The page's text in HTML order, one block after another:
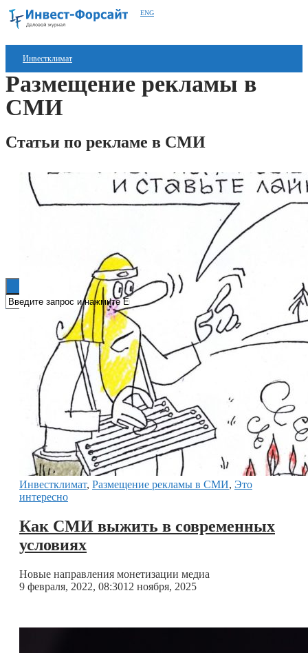
ENG
Инвестклимат
Финансы
Инвестиции
Блокчейн
Технологии
Размещение рекламы в
СМИ
Статьи по рекламе в СМИ
Инвестклимат, Размещение рекламы в СМИ, Это
интересно
Как СМИ выжить в современных
условиях
Новые направления монетизации медиа
9 февраля, 2022, 08:3012 ноября, 2025